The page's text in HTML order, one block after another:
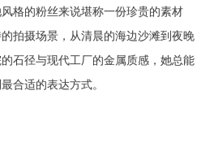
格的粉丝来说堪称一份珍贵的素材
拍摄场景，从清晨的海边沙滩到夜晚
石径与现代工厂的金属质感，她总能
合适的表达方式。